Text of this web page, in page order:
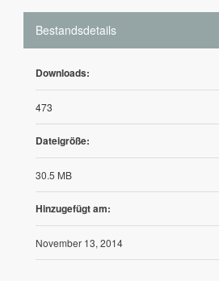
Bestandsdetails
Downloads:
473
Dateigröße:
30.5 MB
Hinzugefügt am:
November 13, 2014